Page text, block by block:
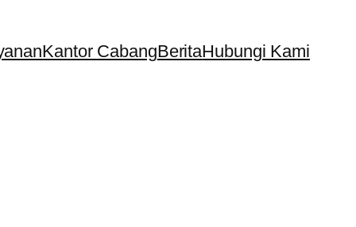
Kantor CabangBeritaHubungi Kami